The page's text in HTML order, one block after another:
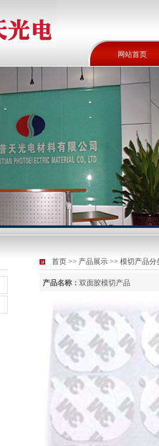
网站首页
首页 >> 产品展示 >> 模切产品分
产品名称： 双面胶模切产品